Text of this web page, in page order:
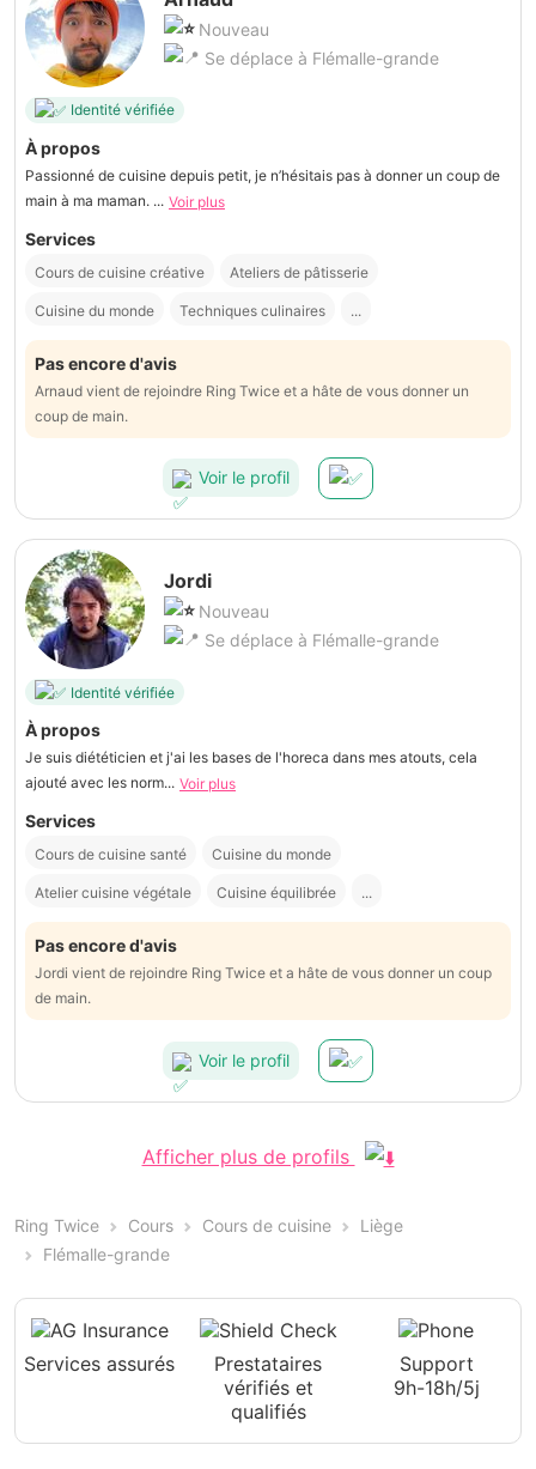
Nouveau
Se déplace à Flémalle-grande
Identité vérifiée
À propos
Passionné de cuisine depuis petit, je n’hésitais pas à donner un coup de
main à ma maman. ... Voir plus
Services
Cours de cuisine créative Ateliers de pâtisserie
Cuisine du monde Techniques culinaires ...
Pas encore d'avis
Arnaud vient de rejoindre Ring Twice et a hâte de vous donner un
coup de main.
Voir le profil
Jordi
Nouveau
Se déplace à Flémalle-grande
Identité vérifiée
À propos
Je suis diététicien et j'ai les bases de l'horeca dans mes atouts, cela
ajouté avec les norm... Voir plus
Services
Cours de cuisine santé Cuisine du monde
Atelier cuisine végétale Cuisine équilibrée ...
Pas encore d'avis
Jordi vient de rejoindre Ring Twice et a hâte de vous donner un coup
de main.
Voir le profil
Afficher plus de profils
Ring Twice Cours Cours de cuisine
Liège
Flémalle-grande
Services assurés
Prestataires
vérifiés et
qualifiés
Support
9h-18h/5j